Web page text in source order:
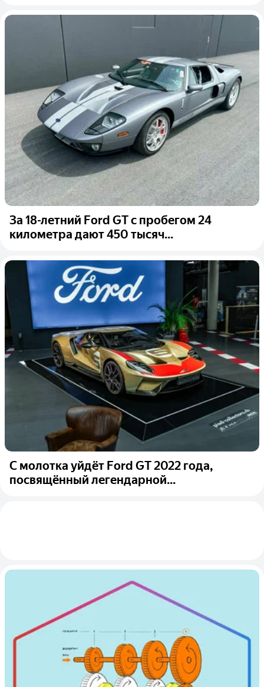
За 18-летний Ford GT с пробегом 24
километра дают 450 тысяч...
С молотка уйдёт Ford GT 2022 года,
посвящённый легендарной...